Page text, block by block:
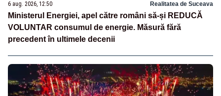
6 aug. 2026, 12:50 Realitatea de Suceava
Ministerul Energiei, apel către români să-și REDUCĂ
VOLUNTAR consumul de energie. Măsură fără
precedent în ultimele decenii